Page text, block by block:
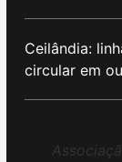
Ceilândia:
circular em